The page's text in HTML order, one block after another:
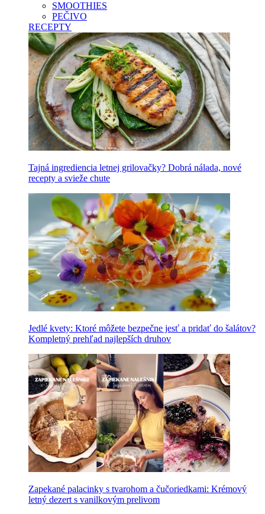
SMOOTHIES
PEČIVO
RECEPTY
Tajná ingrediencia letnej grilovačky? Dobrá nálada, nové
recepty a svieže chute
Jedlé kvety: Ktoré môžete bezpečne jesť a pridať do šalátov?
Kompletný prehľad najlepších druhov
Zapekané palacinky s tvarohom a čučoriedkami: Krémový
letný dezert s vanilkovým prelivom